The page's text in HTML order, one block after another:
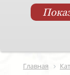
Главная